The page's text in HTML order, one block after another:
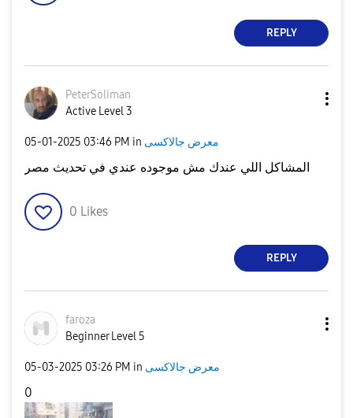
REPLY
PeterSoliman
Active Level 3
‎05-01-2025 03:46 PM in معرض جالاكسى
المشاكل اللي عندك مش موجوده عندي في تحديث مصر
0 Likes
REPLY
faroza
Beginner Level 5
‎05-03-2025 03:26 PM in معرض جالاكسى
0